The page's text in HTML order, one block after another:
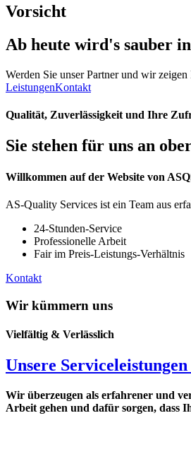
Vorsicht
Ab heute wird's sauber
Werden Sie unser Partner und wir
LeistungenKontakt
Qualität, Zuverlässigkeit und Ihre
Sie stehen für uns an
Willkommen auf der Website von
AS-Quality Services ist ein Team aus
24-Stunden-Service
Professionelle Arbeit
Fair im Preis-Leistungs-Verhältnis
Kontakt
Wir kümmern uns
Vielfältig & Verlässlich
Unsere
Wir überzeugen als erfahrener und
Arbeit gehen und dafür sorgen, dass